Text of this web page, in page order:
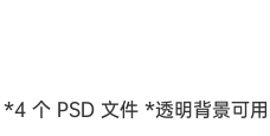
个 PSD 文件 *透明背景可